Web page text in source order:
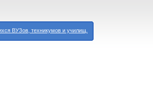
ВУЗов, техникумов и училищ.